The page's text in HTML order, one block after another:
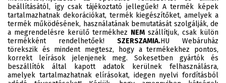
beállításától, így csak tájékoztató jellegűek! A termék képek
tartalmazhatnak dekorációkat, termék kiegészítőket, amelyek a
termék működésének, használatának bemutatását szolgálják, de
a megrendelésre kerülő termékhez NEM szállítjuk, csak külön
termékként rendelhetőek! SZERSZAMIA.HU Webáruház
törekszik és mindent megtesz, hogy a termékekhez pontos,
korrekt leírások jelenjenek meg. Sokesetben gyártók és
beszállítók által kapott adatok kerülnek felhasználásra,
amelyek tartalmazhatnak elírásokat, idegen nyelvi fordításból